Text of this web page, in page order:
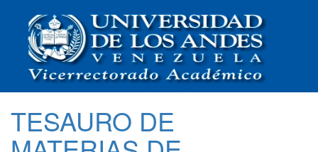
TESAURO DE